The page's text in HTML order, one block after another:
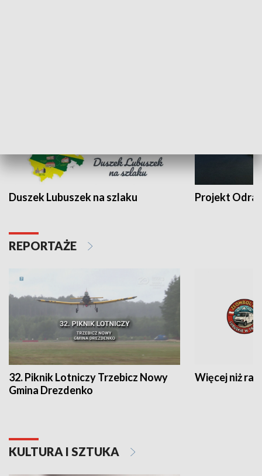
Duszek Lubuszek na szlaku Projekt Odra
REPORTAŻE
32. Piknik Lotniczy Trzebicz Nowy
Gmina Drezdenko
Więcej niż rajd
KULTURA I SZTUKA